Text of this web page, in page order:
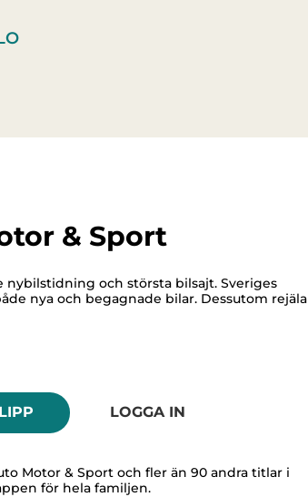
& Sport
nybilstidning och största bilsajt. Sveriges
nya och begagnade bilar. Dessutom rejäla
LOGGA IN
Motor & Sport och fler än 90 andra titlar i
för hela familjen.